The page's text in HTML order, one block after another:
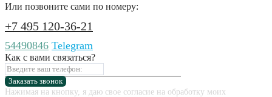
Или позвоните сами по номеру:
+7 495 120-36-21
54490846 Telegram
Как с вами связаться?
Заказать звонок
Нажимая на кнопку, я даю свое согласие на обработку моих